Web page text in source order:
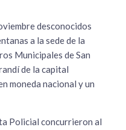
desconocidos
a la sede de la
Municipales de San
de la capital
moneda nacional y un
Policial concurrieron al